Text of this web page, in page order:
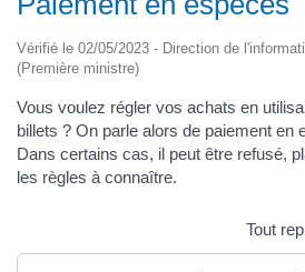
Vérifié le 02/05/2023 - Direction de
(Première ministre)
Vous voulez régler vos achats en
billets ? On parle alors de paiement en
Dans certains cas, il peut être refusé,
les règles à connaître.
Tout